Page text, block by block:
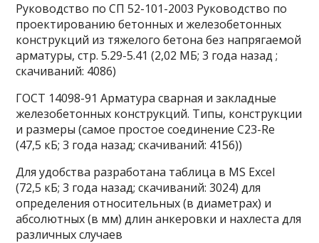
Руководство по СП 52-101-2003 Руководство по
проектированию бетонных и железобетонных
конструкций из тяжелого бетона без напрягаемой
арматуры, стр. 5.29-5.41 (2,02 МБ; 3 года назад ;
скачиваний: 4086)
ГОСТ 14098-91 Арматура сварная и закладные
железобетонных конструкций. Типы, конструкции
и размеры (самое простое соединение C23-Re
(47,5 кБ; 3 года назад; скачиваний: 4156))
Для удобства разработана таблица в MS Excel
(72,5 кБ; 3 года назад; скачиваний: 3024) для
определения относительных (в диаметрах) и
абсолютных (в мм) длин анкеровки и нахлеста для
различных случаев